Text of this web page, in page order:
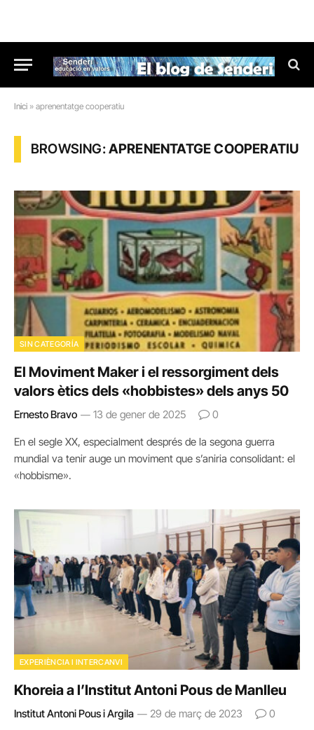
Inici » aprenentatge cooperatiu
BROWSING:APRENENTATGE COOPERATIU
SIN CATEGORÍA
El Moviment Maker i el ressorgiment dels
valors ètics dels «hobbistes» dels anys 50
Ernesto Bravo 13 de gener de 2025 0
En el segle XX, especialment després de la segona guerra
mundial va tenir auge un moviment que s’aniria consolidant: el
«hobbisme».
EXPERIÈNCIA I INTERCANVI
Khoreia a l’Institut Antoni Pous de Manlleu
Institut Antoni Pous i Argila 29 de març de 2023 0